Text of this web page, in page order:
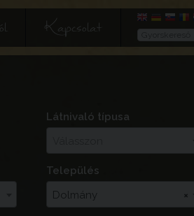
Kapcsolat
Látnivaló típusa
Település
×
Dolmány